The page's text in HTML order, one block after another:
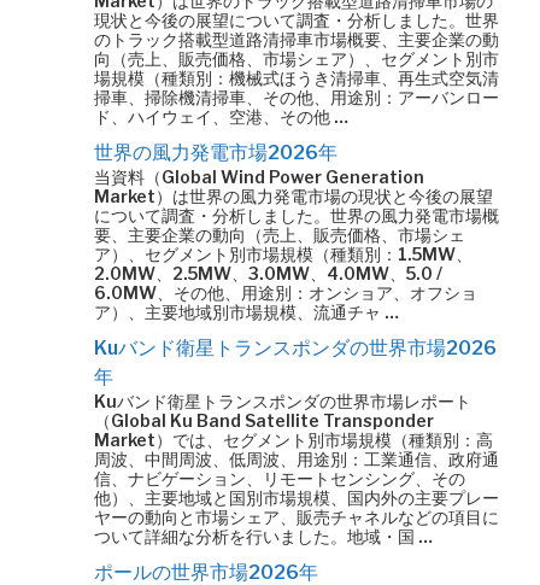
現状と今後の展望について調査・分析しました。世界
のトラック搭載型道路清掃車市場概要、主要企業の動
向（売上、販売価格、市場シェア）、セグメント別市
場規模（種類別：機械式ほうき清掃車、再生式空気清
掃車、掃除機清掃車、その他、用途別：アーバンロー
ド、ハイウェイ、空港、その他 …
世界の風力発電市場2026年
当資料（Global Wind Power Generation
Market）は世界の風力発電市場の現状と今後の展望
について調査・分析しました。世界の風力発電市場概
要、主要企業の動向（売上、販売価格、市場シェ
ア）、セグメント別市場規模（種類別：1.5MW、
2.0MW、2.5MW、3.0MW、4.0MW、5.0 /
6.0MW、その他、用途別：オンショア、オフショ
ア）、主要地域別市場規模、流通チャ …
Kuバンド衛星トランスポンダの世界市場2026
年
Kuバンド衛星トランスポンダの世界市場レポート
（Global Ku Band Satellite Transponder
Market）では、セグメント別市場規模（種類別：高
周波、中間周波、低周波、用途別：工業通信、政府通
信、ナビゲーション、リモートセンシング、その
他）、主要地域と国別市場規模、国内外の主要プレー
ヤーの動向と市場シェア、販売チャネルなどの項目に
ついて詳細な分析を行いました。地域・国 …
ポールの世界市場2026年